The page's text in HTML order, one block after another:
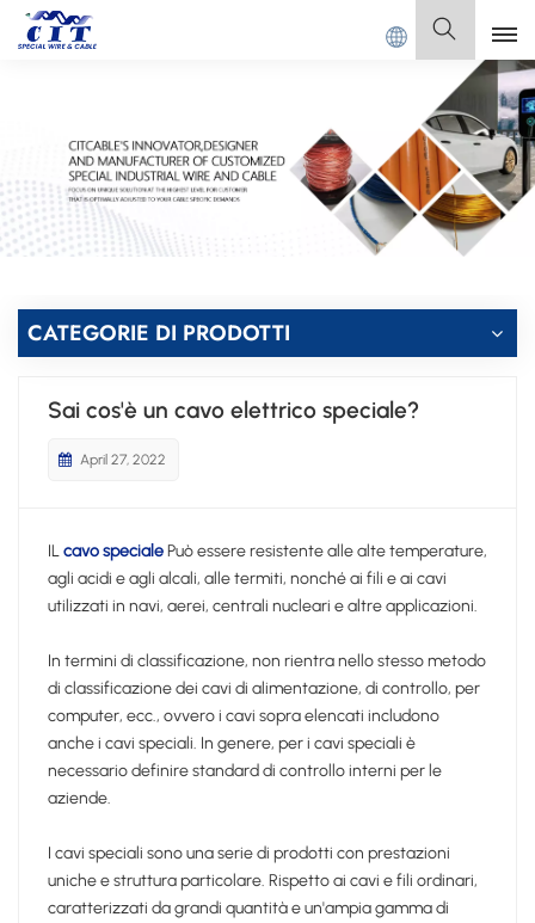
CIT SPECIAL CABLE Co., Ltd. Italiano
English
Français
Italiano
Español
CATEGORIE DI PRODOTTI
Sai cos'è un cavo elettrico speciale?
April 27, 2022
ILcavo specialePuò essere resistente alle alte temperature,
agli acidi e agli alcali, alle termiti, nonché ai fili e ai cavi
utilizzati in navi, aerei, centrali nucleari e altre applicazioni.
In termini di classificazione, non rientra nello stesso metodo
di classificazione dei cavi di alimentazione, di controllo, per
computer, ecc., ovvero i cavi sopra elencati includono
anche i cavi speciali. In genere, per i cavi speciali è
necessario definire standard di controllo interni per le
aziende.
I cavi speciali sono una serie di prodotti con prestazioni
uniche e struttura particolare. Rispetto ai cavi e fili ordinari,
caratterizzati da grandi quantità e un'ampia gamma di